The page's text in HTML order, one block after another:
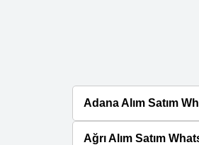
Adana Alım Satım
Ağrı Alım Satım